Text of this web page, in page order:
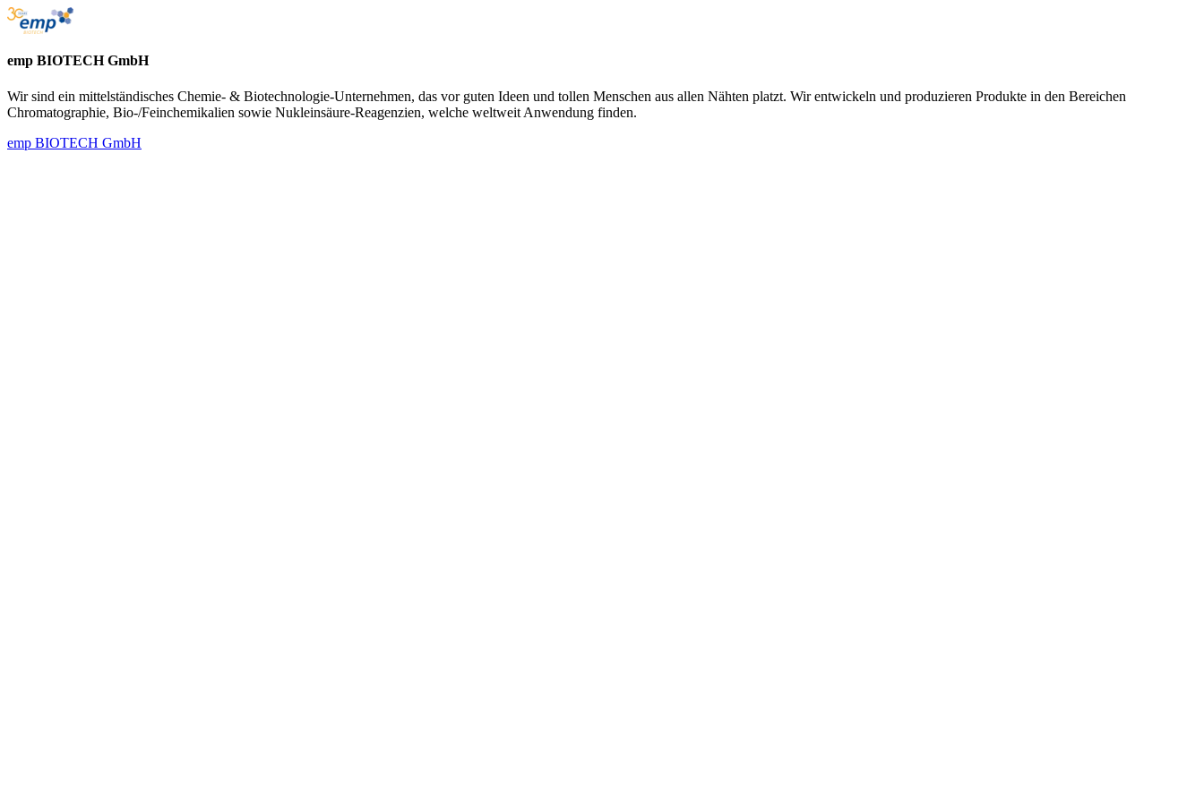
emp BIOTECH GmbH
Wir sind ein mittelständisches Chemie- & Biotechnologie-Unternehmen, das vor guten Ideen und tollen Menschen aus allen Nähten platzt. Wir entwickeln und produzieren Produkte in den Bereichen
Chromatographie, Bio-/Feinchemikalien sowie Nukleinsäure-Reagenzien, welche weltweit Anwendung finden.
emp BIOTECH GmbH